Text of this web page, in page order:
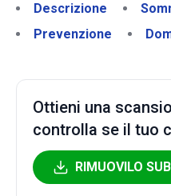
Descrizione
Prevenzione
Ottieni una
controlla se il tuo
RIMUOVILO